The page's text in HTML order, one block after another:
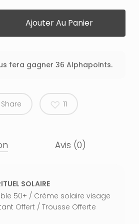
Ajouter Au Panier
fera gagner 36 Alphapoints.
Share 11
Avis (0)
SOLAIRE
50+ / Crème solaire visage
Offert / Trousse Offerte